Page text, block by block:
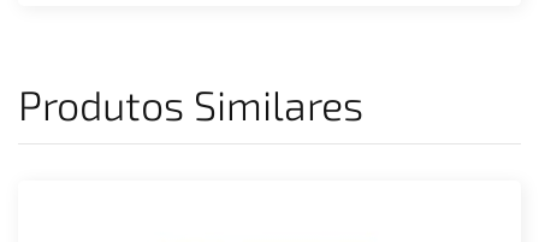
Produtos Similares